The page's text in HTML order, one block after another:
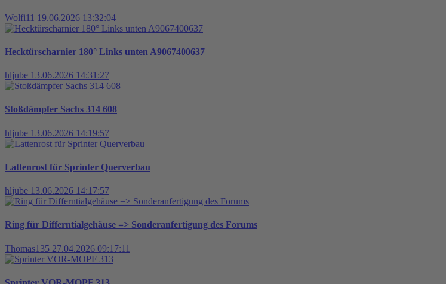
Wolfi11 19.06.2026 13:32:04
Hecktürscharnier 180° Links unten A9067400637
hljube 13.06.2026 14:31:27
Stoßdämpfer Sachs 314 608
hljube 13.06.2026 14:19:57
Lattenrost für Sprinter Querverbau
hljube 13.06.2026 14:17:57
Ring für Differntialgehäuse => Sonderanfertigung des Forums
Thomas135 27.04.2026 09:17:11